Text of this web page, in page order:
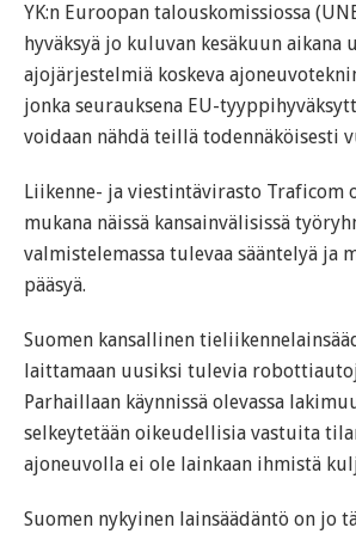
YK:n Euroopan talouskomissiossa
hyväksyä jo kuluvan kesäkuun
ajojärjestelmiä koskeva
jonka seurauksena EU-
voidaan nähdä teillä todennäköisesti
Liikenne- ja viestintävirasto
mukana näissä kansainvälisissä
valmistelemassa tulevaa sääntelyä ja
pääsyä.
Suomen kansallinen
laittamaan uusiksi tulevia
Parhaillaan käynnissä olevassa
selkeytetään oikeudellisia vastuita
ajoneuvolla ei ole lainkaan ihmistä
Suomen nykyinen lainsäädäntö on jo